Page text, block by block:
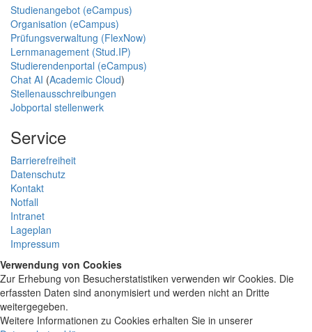
Studienangebot (eCampus)
Organisation (eCampus)
Prüfungsverwaltung (FlexNow)
Lernmanagement (Stud.IP)
Studierendenportal (eCampus)
Chat AI (Academic Cloud)
Stellenausschreibungen
Jobportal stellenwerk
Service
Barrierefreiheit
Datenschutz
Kontakt
Notfall
Intranet
Lageplan
Impressum
Verwendung von Cookies
Zur Erhebung von Besucherstatistiken verwenden wir Cookies. Die
erfassten Daten sind anonymisiert und werden nicht an Dritte
weitergegeben.
Weitere Informationen zu Cookies erhalten Sie in unserer